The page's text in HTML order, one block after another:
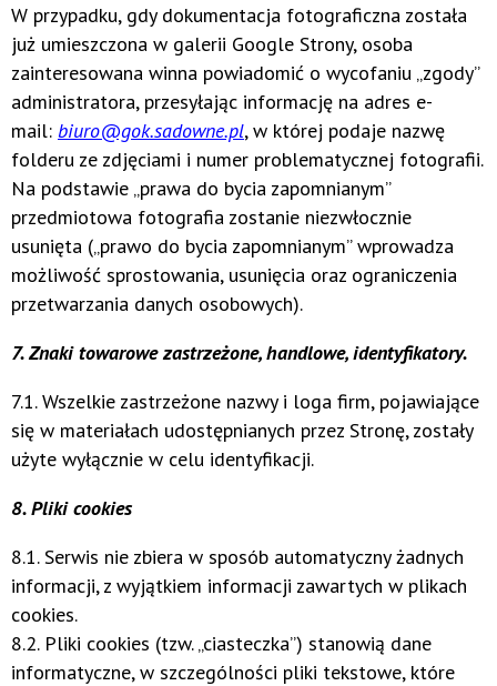
W przypadku, gdy dokumentacja fotograficzna została
już umieszczona w galerii Google Strony, osoba
zainteresowana winna powiadomić o wycofaniu „zgody”
administratora, przesyłając informację na adres e-
mail: biuro@gok.sadowne.pl, w której podaje nazwę
folderu ze zdjęciami i numer problematycznej fotografii.
Na podstawie „prawa do bycia zapomnianym”
przedmiotowa fotografia zostanie niezwłocznie
usunięta („prawo do bycia zapomnianym” wprowadza
możliwość sprostowania, usunięcia oraz ograniczenia
przetwarzania danych osobowych).
7. Znaki towarowe zastrzeżone, handlowe, identyfikatory.
7.1. Wszelkie zastrzeżone nazwy i loga firm, pojawiające
się w materiałach udostępnianych przez Stronę, zostały
użyte wyłącznie w celu identyfikacji.
8. Pliki cookies
8.1. Serwis nie zbiera w sposób automatyczny żadnych
informacji, z wyjątkiem informacji zawartych w plikach
cookies.
8.2. Pliki cookies (tzw. „ciasteczka”) stanowią dane
informatyczne, w szczególności pliki tekstowe, które